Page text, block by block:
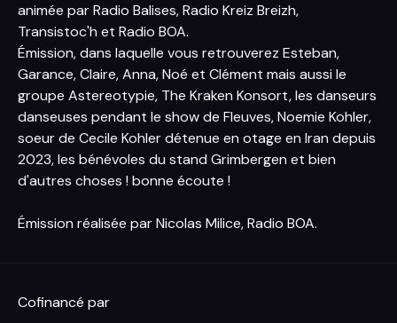
animée par Radio Balises, Radio Kreiz Breizh,
Transistoc'h et Radio BOA.
Émission, dans laquelle vous retrouverez Esteban,
Garance, Claire, Anna, Noé et Clément mais aussi le
groupe Astereotypie, The Kraken Konsort, les danseurs
danseuses pendant le show de Fleuves, Noemie Kohler,
soeur de Cecile Kohler détenue en otage en Iran depuis
2023, les bénévoles du stand Grimbergen et bien
d'autres choses ! bonne écoute !
Émission réalisée par Nicolas Milice, Radio BOA.
Cofinancé par